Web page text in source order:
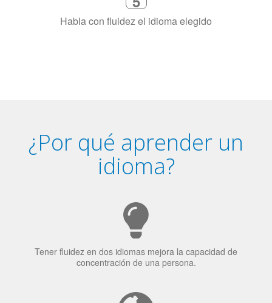
Combina con un instructor de
idiomas certificado y nativo en su
¿Por qué aprender un
idioma?